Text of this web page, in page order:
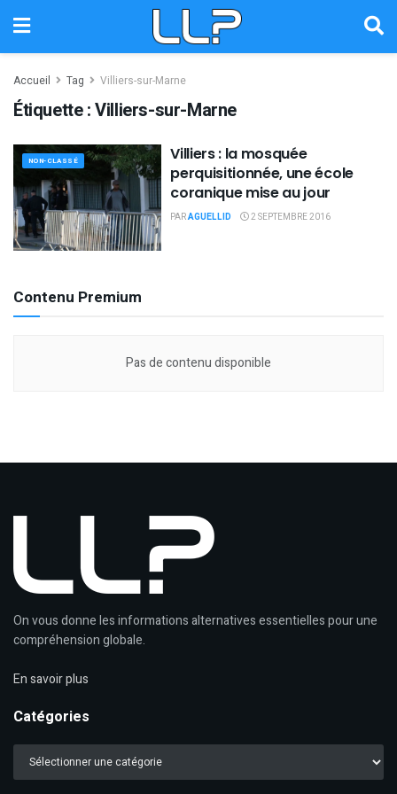
Accueil Tag Villiers-sur-Marne
Étiquette :Villiers-sur-Marne
NON-CLASSÉ
Villiers : la mosquée
perquisitionnée, une école
coranique mise au jour
PARAGUELLID 2 SEPTEMBRE 2016
Contenu Premium
Pas de contenu disponible
On vous donne les informations alternatives essentielles pour une
compréhension globale.
En savoir plus
Catégories
Catégories